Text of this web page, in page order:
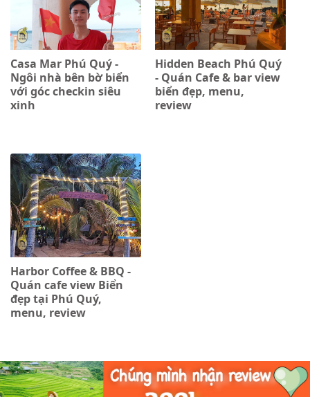
Casa Mar Phú Quý -
Ngôi nhà bên bờ biển
với góc checkin siêu
xinh
Hidden Beach Phú Quý
- Quán Cafe & bar view
biển đẹp, menu,
review
Harbor Coffee & BBQ -
Quán cafe view Biển
đẹp tại Phú Quý,
menu, review